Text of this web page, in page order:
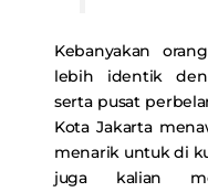
Kebanyakan
lebih identik
serta pusat
Kota Jakarta
menarik untuk di
juga kalian